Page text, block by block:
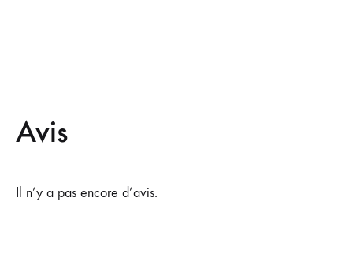
Avis
Il n’y a pas encore d’avis.